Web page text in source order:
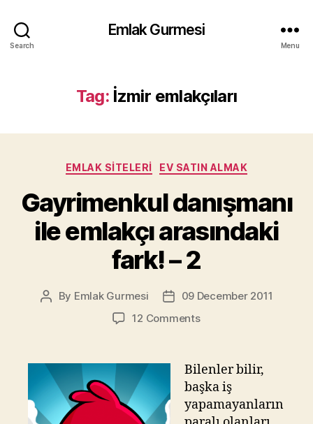
Search
Emlak Gurmesi
Menu
Tag: İzmir emlakçıları
Categories
EMLAK SITELERI EV SATIN ALMAK
Gayrimenkul danışmanı
ile emlakçı arasındaki
fark! – 2
Post
By Emlak Gurmesi
Post09 December 2011
12 Commentson
ile
emlakçı
arasındaki
fark!
Bilenler bilir,
başka iş
yapamayanların